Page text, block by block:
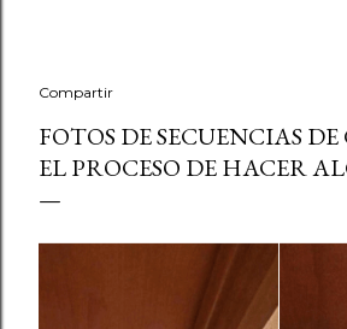
Compartir
FOTOS DE SECUENCIAS
EL PROCESO DE HACER